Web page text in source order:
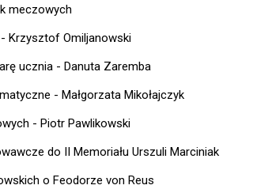
meczowych
Krzysztof Omiljanowski
ucznia - Danuta Zaremba
- Małgorzata Mikołajczyk
- Piotr Pawlikowski
do II Memoriału Urszuli Marciniak
o Feodorze von Reus